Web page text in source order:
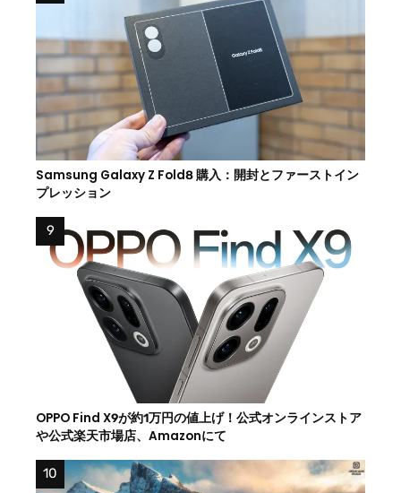
Samsung Galaxy Z Fold8 購入：開封とファーストイン
プレッション
OPPO Find X9が約1万円の値上げ！公式オンラインストア
や公式楽天市場店、Amazonにて